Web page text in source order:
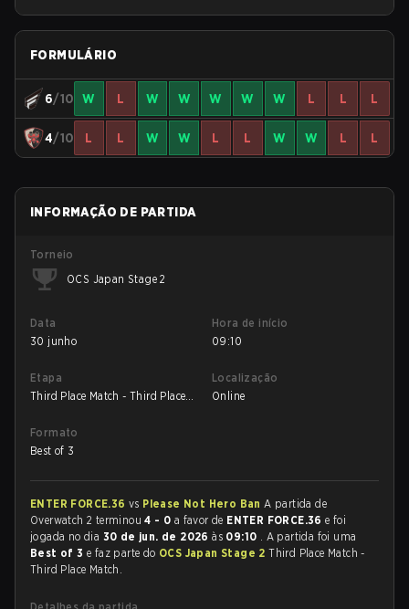
FORMULÁRIO
6/10 W L W W W W W L L L
4/10 L L W W L L W W L L
INFORMAÇÃO DE PARTIDA
Torneio
OCS Japan Stage 2
Data
30 junho
Hora de início
09:10
Etapa
Third Place Match - Third Place
Localização
Online
Formato
Best of 3
ENTER FORCE.36 vs Please Not Hero BanA partida de
Overwatch 2 terminou4 - 0 a favor de ENTER FORCE.36e foi
jogada no dia 30 de jun. de 2026às 09:10 . A partida foi uma
Best of 3 e faz parte do OCS Japan Stage 2Third Place Match -
Third Place Match.